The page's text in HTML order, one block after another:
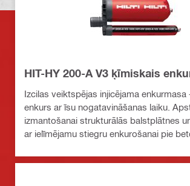
HIT-HY 200-A V3 ķīmiskais
Izcilas veiktspējas injicējama enkurmasa
enkurs ar īsu nogatavināšanas laiku.
izmantošanai strukturālās balstplātnes
ar ielīmējamu stiegru enkurošanai pie